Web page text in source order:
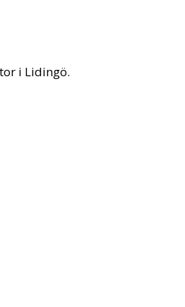
i Lidingö.